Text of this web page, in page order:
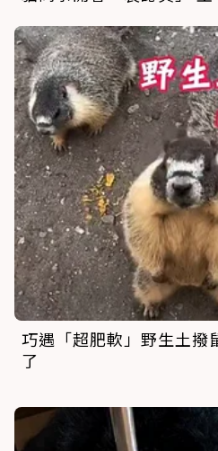
巧遇「超肥軟」野生土撥
了